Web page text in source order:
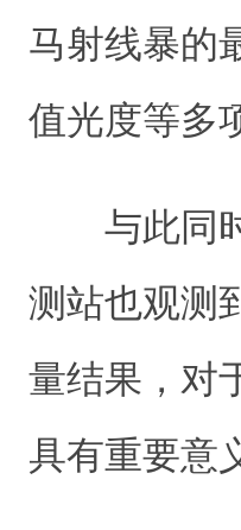
马射线暴的
值光度等多
与此同时
测站也观测
量结果，对
具有重要意